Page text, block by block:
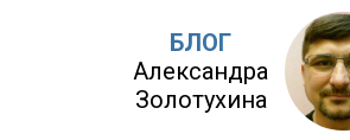
БЛОГ
Александра
Золотухина